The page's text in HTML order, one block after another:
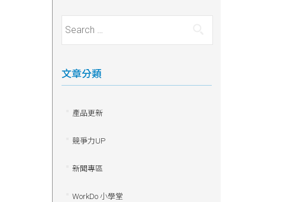
Search for:
文章分類
產品更新
競爭力UP
新聞專區
WorkDo 小學堂